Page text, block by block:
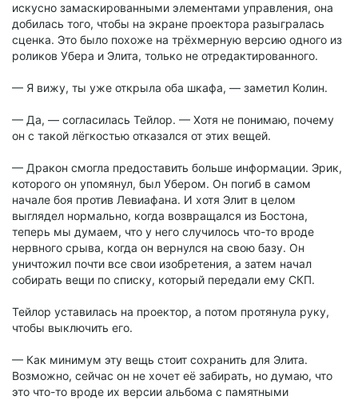
искусно замаскированными элементами управления, она
добилась того, чтобы на экране проектора разыгралась
сценка. Это было похоже на трёхмерную версию одного из
роликов Убера и Элита, только не отредактированного.
— Я вижу, ты уже открыла оба шкафа, — заметил Колин.
— Да, — согласилась Тейлор. — Хотя не понимаю, почему
он с такой лёгкостью отказался от этих вещей.
— Дракон смогла предоставить больше информации. Эрик,
которого он упомянул, был Убером. Он погиб в самом
начале боя против Левиафана. И хотя Элит в целом
выглядел нормально, когда возвращался из Бостона,
теперь мы думаем, что у него случилось что-то вроде
нервного срыва, когда он вернулся на свою базу. Он
уничтожил почти все свои изобретения, а затем начал
собирать вещи по списку, который передали ему СКП.
Тейлор уставилась на проектор, а потом протянула руку,
чтобы выключить его.
— Как минимум эту вещь стоит сохранить для Элита.
Возможно, сейчас он не хочет её забирать, но думаю, что
это что-то вроде их версии альбома с памятными